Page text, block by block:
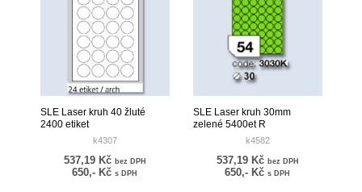
SLE Laser kruh 40 žluté
2400 etiket
k4307
537,19 Kč bez DPH
650,- Kč s DPH
SLE Laser kruh 30mm
zelené 5400et R
k4582
537,19 Kč bez DPH
650,- Kč s DPH